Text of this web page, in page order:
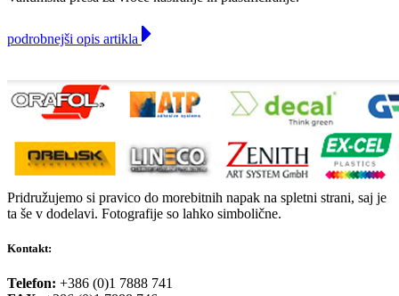
podrobnejši opis artikla
Pridružujemo si pravico do morebitnih napak na spletni strani, saj je
ta še v dodelavi. Fotografije so lahko simbolične.
Kontakt:
Telefon: +386 (0)1 7888 741